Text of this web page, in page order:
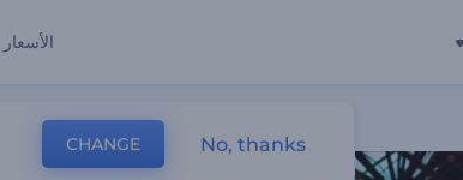
الأسعار
CHANGE No, thanks